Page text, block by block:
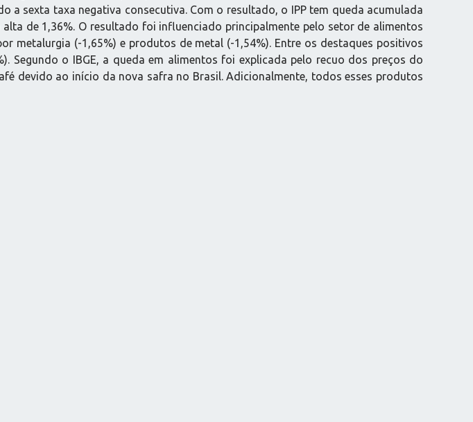
a sexta taxa negativa consecutiva. Com o resultado, o IPP tem queda acumulada
de 1,36%. O resultado foi influenciado principalmente pelo setor de alimentos
metalurgia (-1,65%) e produtos de metal (-1,54%). Entre os destaques positivos
Segundo o IBGE, a queda em alimentos foi explicada pelo recuo dos preços do
devido ao início da nova safra no Brasil. Adicionalmente, todos esses produtos